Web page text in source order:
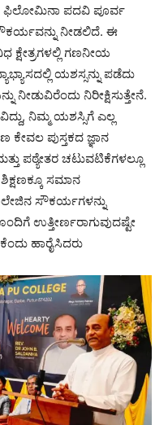
ಫಿಲೋಮಿನಾ ಪದವಿ ಪೂರ್ವ
ನೀಡಲಿದೆ. ಈ
ಕ್ಷೇತ್ರಗಳಲ್ಲಿ ಗಣನೀಯ
ಯಶಸ್ಸನ್ನು ಪಡೆದು
ನೀಡುವಿರೆಂದು ನಿರೀಕ್ಷಿಸುತ್ತೇನೆ.
ನಿಮ್ಮ ಯಶಸ್ಸಿಗೆ ಎಲ್ಲ
ಕೇವಲ ಪುಸ್ತಕದ ಜ್ಞಾನ
ಪಠ್ಯೇತರ ಚಟುವಟಿಕೆಗಳಲ್ಲೂ
ಸಮಾನ
ಸೌಕರ್ಯಗಳನ್ನು
ಉತ್ತೀರ್ಣರಾಗುವುದಷ್ಟೇ
ಹಾರೈಸಿದರು